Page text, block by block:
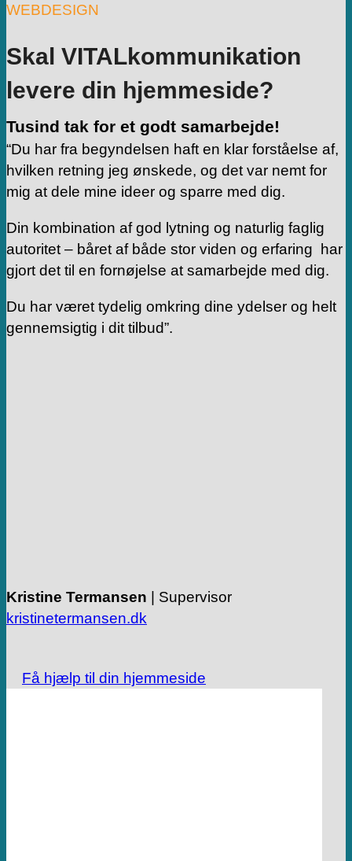
WEBDESIGN
Skal VITALkommunikation
levere din hjemmeside?
Tusind tak for et godt samarbejde!
“Du har fra begyndelsen haft en klar forståelse af,
hvilken retning jeg ønskede, og det var nemt for
mig at dele mine ideer og sparre med dig.
Din kombination af god lytning og naturlig faglig
autoritet – båret af både stor viden og erfaring har
gjort det til en fornøjelse at samarbejde med dig.
Du har været tydelig omkring dine ydelser og helt
gennemsigtig i dit tilbud”.
Kristine Termansen | Supervisor
kristinetermansen.dk
Få hjælp til din hjemmeside